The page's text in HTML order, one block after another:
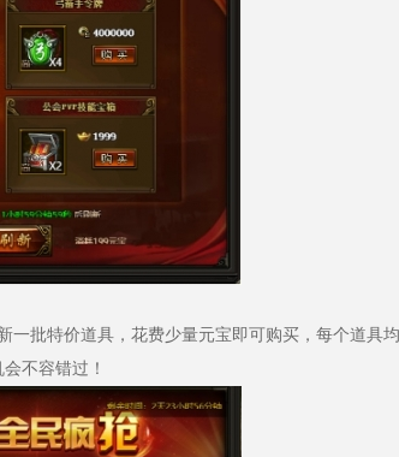
一批特价道具，花费少量元宝即可购买，每个道具
不容错过！